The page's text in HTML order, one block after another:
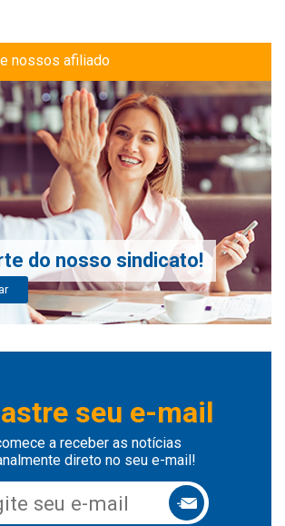
nossos afiliado
do nosso sindicato!
seu e-mail
a receber as notícias
direto no seu e-mail!